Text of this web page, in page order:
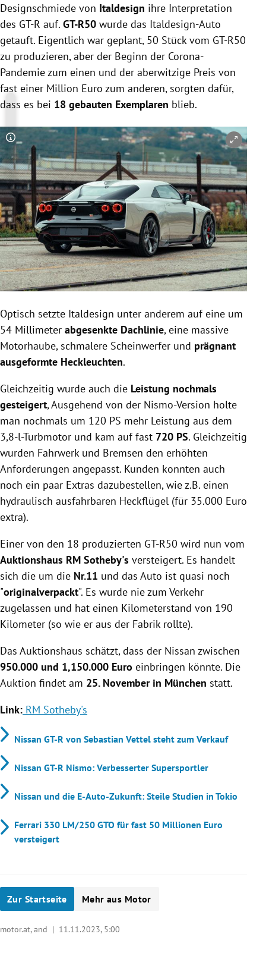
Designschmiede von Italdesign ihre Interpretation
des GT-R auf. GT-R50 wurde das Italdesign-Auto
getauft. Eigentlich war geplant, 50 Stück vom GT-R50
zu produzieren, aber der Beginn der Corona-
Pandemie zum einen und der aberwitzige Preis von
fast einer Million Euro zum anderen, sorgten dafür,
dass es bei 18 gebauten Exemplaren blieb.
Copyright-Hinweis öffnen/schließen
Optisch setzte Italdesign unter anderem auf eine um
54 Millimeter abgesenkte Dachlinie, eine massive
Motorhaube, schmalere Scheinwerfer und prägnant
ausgeformte Heckleuchten.
Gleichzeitig wurde auch die Leistung nochmals
gesteigert, Ausgehend von der Nismo-Version holte
man nochmals um 120 PS mehr Leistung aus dem
3,8-l-Turbmotor und kam auf fast 720 PS. Gleichzeitig
wurden Fahrwerk und Bremsen den erhöhten
Anforderungen angepasst. Kunden konnten auch
noch ein paar Extras dazubestellen, wie z.B. einen
hydraulisch ausfahrbaren Heckflügel (für 35.000 Euro
extra).
Einer von den 18 produzierten GT-R50 wird nun vom
Auktionshaus RM Sotheby's versteigert. Es handelt
sich die um die Nr.11 und das Auto ist quasi noch
"originalverpackt". Es wurde nie zum Verkehr
zugelassen und hat einen Kilometerstand von 190
Kilometer (so wie er aus der Fabrik rollte).
Das Auktionshaus schätzt, dass der Nissan zwischen
950.000 und 1,150.000 Euro einbringen könnte. Die
Auktion findet am 25. November in München statt.
Link: RM Sotheby's
Nissan GT-R von Sebastian Vettel steht zum Verkauf
Nissan GT-R Nismo: Verbesserter Supersportler
Nissan und die E-Auto-Zukunft: Steile Studien in Tokio
Ferrari 330 LM/250 GTO für fast 50 Millionen Euro
versteigert
Zur Startseite Mehr aus Motor
motor.at, and | 11.11.2023, 5:00